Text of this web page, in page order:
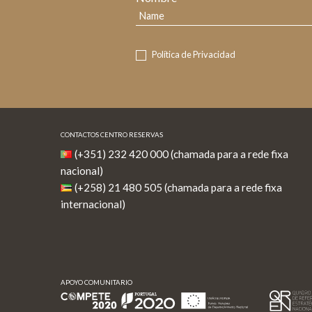
Política de Privacidad
CONTACTOS CENTRO RESERVAS
(+351) 232 420 000 (chamada para a rede fixa
nacional)
(+258) 21 480 505 (chamada para a rede fixa
internacional)
APOYO COMUNITARIO